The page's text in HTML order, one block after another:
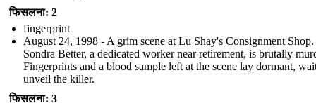
फिसलना: 2
fingerprint
August 24, 1998 - A grim scene at Lu Shay's Consignment Shop.
Sondra Better, a dedicated worker near retirement, is brutally
Fingerprints and a blood sample left at the scene lay dormant,
unveil the killer.
फिसलना: 3